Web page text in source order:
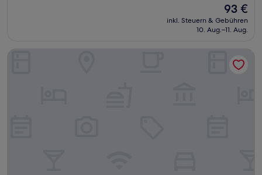
Der
Preis
beträgt
93 €
inkl. Steuern & Gebühren
10. Aug.–11. Aug.
Courtyard by Marriott Rio De Janeiro Barra da Tijuca